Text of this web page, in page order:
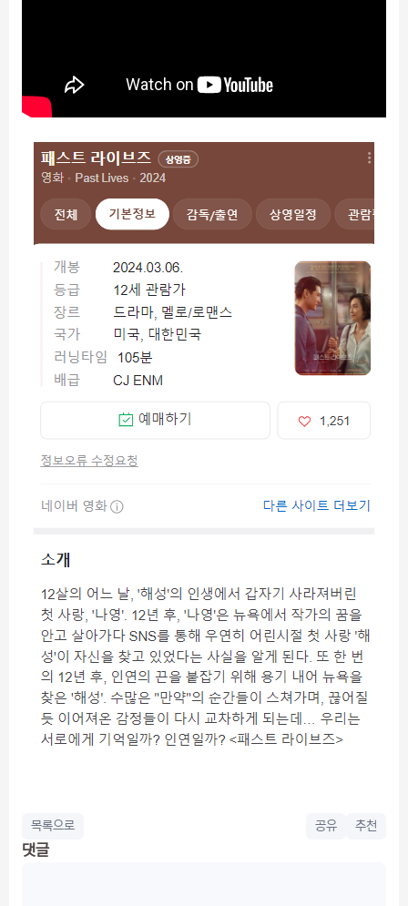
목록으로 공유 추천
댓글